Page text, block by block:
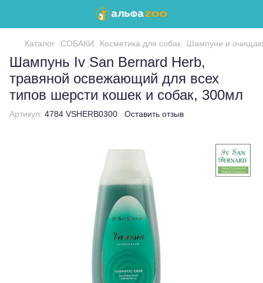
Каталог СОБАКИ Косметика для собак Шампуни и
Шампунь Iv San Bernard Herb,
травяной освежающий для всех
типов шерсти кошек и собак, 300мл
Артикул: 4784 VSHERB0300 Оставить отзыв